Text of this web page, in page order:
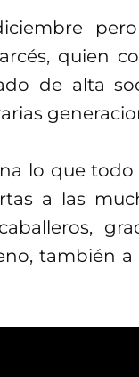
quien
de alta
lo que
a las
también